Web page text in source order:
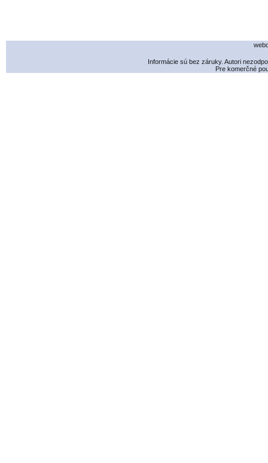
Informácie sú bez záruky. Autori
Pre komerčné